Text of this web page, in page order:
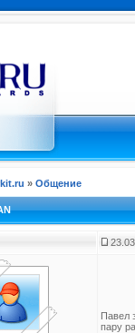
» Общение
Павел
пару